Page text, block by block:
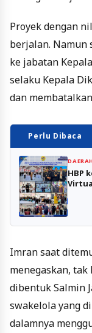
Proyek dengan
berjalan. Namun
ke jabatan
selaku Kepala
dan
Perlu Dibaca
HBP
Imran saat
menegaskan,
dibentuk Salmin
swakelola yang
dalamnya